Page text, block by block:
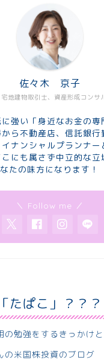
地建物取引士、資産形成コンサ
佐々木 京子
強い「身近なお金の専
ら不動産店、信託銀行
ナンシャルプランナー
にも属さず中立的な立
たの味方になります！
＼ Follow me ／
ぱこ」？？？
の勉強をするきっかけ
の米国株投資のブログ